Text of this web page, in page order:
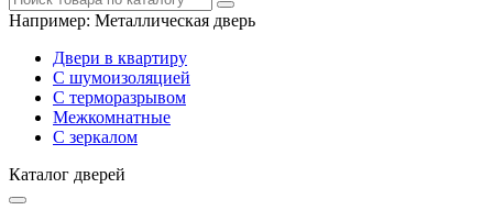
Например: Металлическая дверь
Двери в квартиру
С шумоизоляцией
С терморазрывом
Межкомнатные
С зеркалом
Каталог дверей